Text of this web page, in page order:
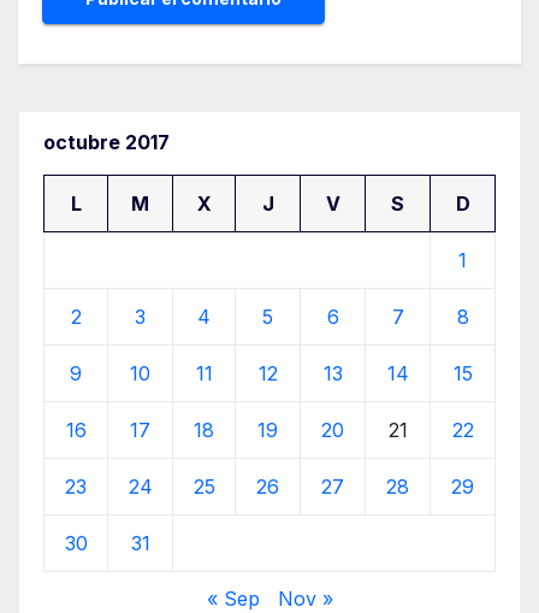
octubre 2017
L M X J V S D
1
2 3 4 5 6 7 8
9 10 11 12 13 14 15
16 17 18 19 20 21 22
23 24 25 26 27 28 29
30 31
« Sep Nov »